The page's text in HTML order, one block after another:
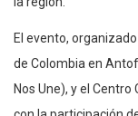
El evento,
de Colombia en
Nos Une), y el